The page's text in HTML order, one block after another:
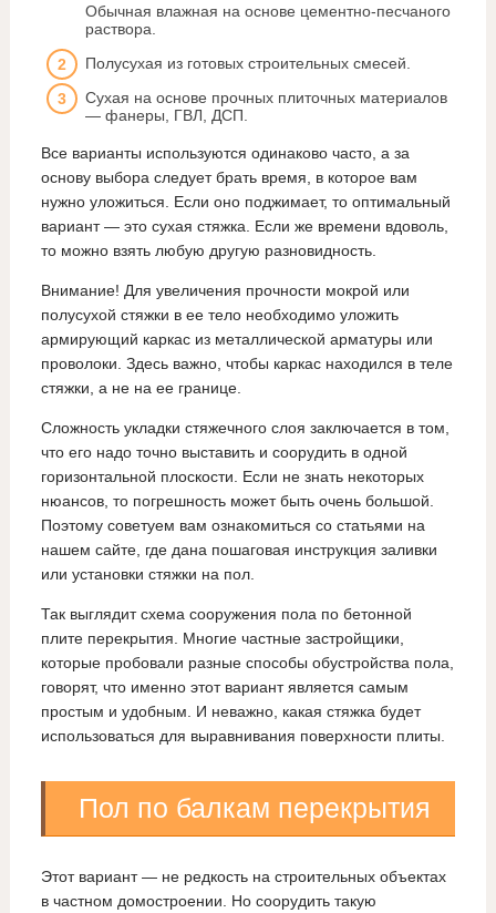
Обычная влажная на основе цементно-песчаного
раствора.
Полусухая из готовых строительных смесей.
Сухая на основе прочных плиточных материалов
— фанеры, ГВЛ, ДСП.
Все варианты используются одинаково часто, а за
основу выбора следует брать время, в которое вам
нужно уложиться. Если оно поджимает, то оптимальный
вариант — это сухая стяжка. Если же времени вдоволь,
то можно взять любую другую разновидность.
Внимание! Для увеличения прочности мокрой или
полусухой стяжки в ее тело необходимо уложить
армирующий каркас из металлической арматуры или
проволоки. Здесь важно, чтобы каркас находился в теле
стяжки, а не на ее границе.
Сложность укладки стяжечного слоя заключается в том,
что его надо точно выставить и соорудить в одной
горизонтальной плоскости. Если не знать некоторых
нюансов, то погрешность может быть очень большой.
Поэтому советуем вам ознакомиться со статьями на
нашем сайте, где дана пошаговая инструкция заливки
или установки стяжки на пол.
Так выглядит схема сооружения пола по бетонной
плите перекрытия. Многие частные застройщики,
которые пробовали разные способы обустройства пола,
говорят, что именно этот вариант является самым
простым и удобным. И неважно, какая стяжка будет
использоваться для выравнивания поверхности плиты.
Пол по балкам перекрытия
Этот вариант — не редкость на строительных объектах
в частном домостроении. Но соорудить такую